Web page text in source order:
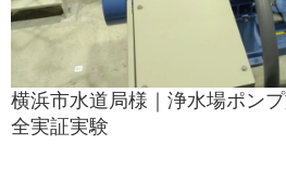
横浜市水道局様｜浄水場ポン
全実証実験